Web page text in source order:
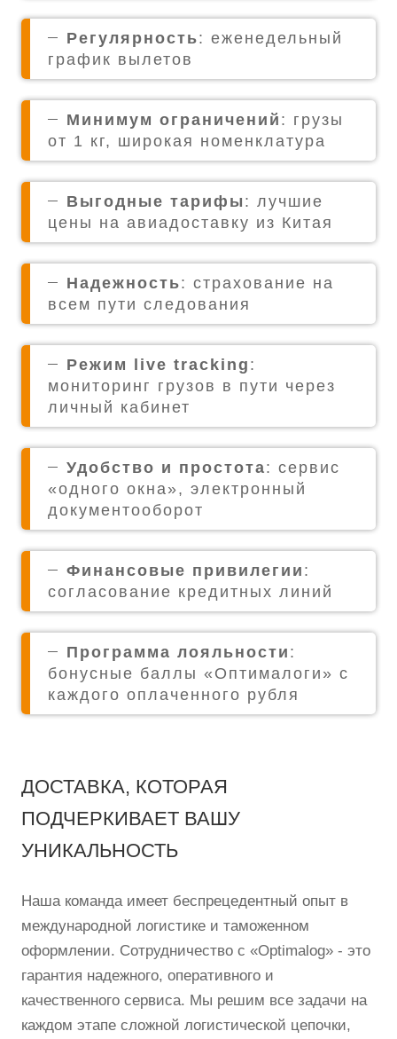
Регулярность: еженедельный
график вылетов
Минимум ограничений : грузы
от 1 кг, широкая номенклатура
Выгодные тарифы : лучшие
цены на авиадоставку из Китая
Надежность: страхование на
всем пути следования
Режим live tracking :
мониторинг грузов в пути через
личный кабинет
Удобство и простота: сервис
«одного окна», электронный
документооборот
Финансовые привилегии :
согласование кредитных линий
Программа лояльности :
бонусные баллы «Оптималоги» с
каждого оплаченного рубля
ДОСТАВКА, КОТОРАЯ
ПОДЧЕРКИВАЕТ ВАШУ
УНИКАЛЬНОСТЬ
Наша команда имеет беспрецедентный опыт в
международной логистике и таможенном
оформлении. Сотрудничество с «Optimalog» - это
гарантия надежного, оперативного и
качественного сервиса. Мы решим все задачи на
каждом этапе сложной логистической цепочки,